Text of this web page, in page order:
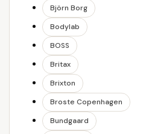
Björn Borg
Bodylab
BOSS
Britax
Brixton
Broste Copenhagen
Bundgaard